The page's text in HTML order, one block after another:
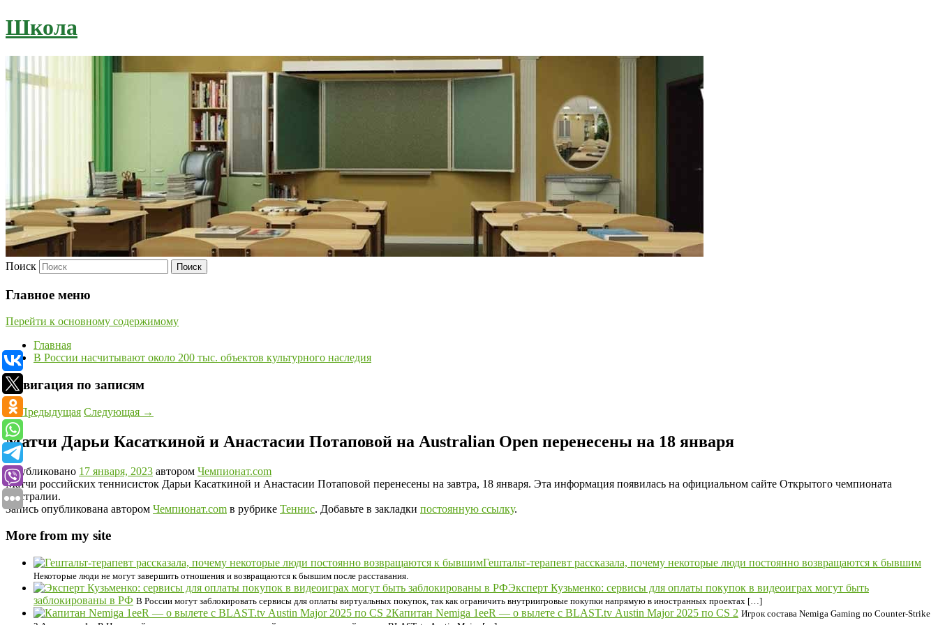
Школа
Поиск
Главное меню
Перейти к основному содержимому
Главная
В России насчитывают около 200 тыс. объектов культурного наследия
Навигация по записям
←Предыдущая Следующая →
Матчи Дарьи Касаткиной и Анастасии Потаповой на Australian Open перенесены на 18 января
Опубликовано 17 января, 2023 автором Чемпионат.com
Матчи российских теннисисток Дарьи Касаткиной и Анастасии Потаповой перенесены на завтра, 18 января. Эта информация появилась на официальном сайте Открытого чемпионата
Австралии.
Запись опубликована автором Чемпионат.com в рубрике Теннис. Добавьте в закладки постоянную ссылку.
More from my site
Гештальт-терапевт рассказала, почему некоторые люди постоянно возвращаются к бывшим
Некоторые люди не могут завершить отношения и возвращаются к бывшим после расставания.
Эксперт Кузьменко: сервисы для оплаты покупок в видеоиграх могут быть
заблокированы в РФ В России могут заблокировать сервисы для оплаты виртуальных покупок, так как ограничить внутриигровые покупки напрямую в иностранных проектах […]
Капитан Nemiga 1eeR — о вылете с BLAST.tv Austin Major 2025 по CS 2 Игрок состава Nemiga Gaming по Counter-Strike